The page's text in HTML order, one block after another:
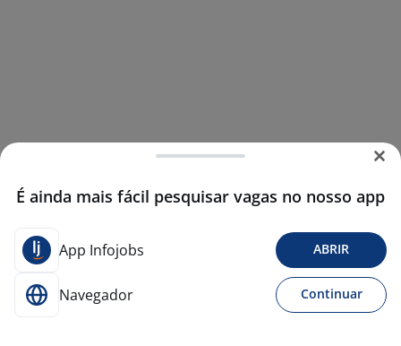
É ainda mais fácil pesquisar vagas no nosso app
App Infojobs ABRIR
Navegador Continuar